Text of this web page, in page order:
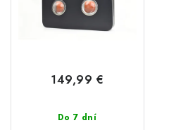
Do 7 dní
149,99 €